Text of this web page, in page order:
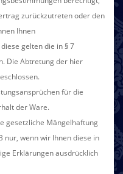
zurückzutreten oder den
Ihnen
gelten die in § 7
Die Abtretung der hier
für die
der Ware.
gesetzliche Mängelhaftung
nur, wenn wir Ihnen diese in
Erklärungen ausdrücklich